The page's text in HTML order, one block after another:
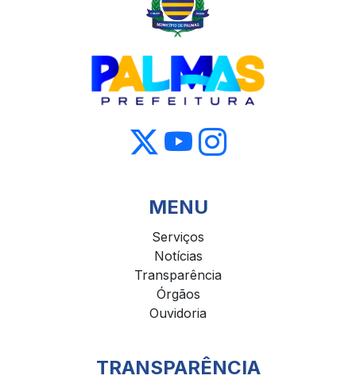
MENU
Serviços
Notícias
Transparência
Órgãos
Ouvidoria
TRANSPARÊNCIA